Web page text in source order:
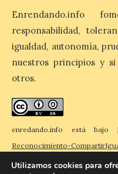
juvenil
Conceyu País
Turismo, Ocio e
jóvenes
playa de Benidorm
Enrendando.info
responsabilidad,
igualdad, autonomía,
nuestros principios y
otros.
enredando.info está bajo
Reconocimiento-
Utilizamos cookies para